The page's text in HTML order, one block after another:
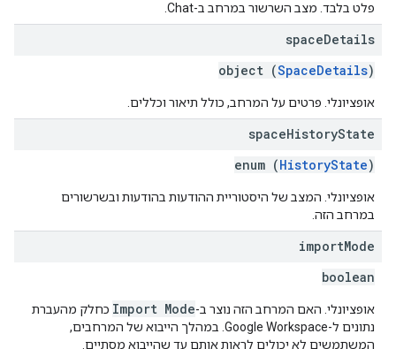
פלט בלבד. מצב השרשור במרחב ב-Chat.
spaceDetails
object (SpaceDetails)
אופציונלי. פרטים על המרחב, כולל תיאור וכללים.
spaceHistoryState
enum (HistoryState)
אופציונלי. המצב של היסטוריית ההודעות בהודעות ובשרשורים
במרחב הזה.
importMode
boolean
אופציונלי. האם המרחב הזה נוצר ב-Import Mode כחלק מהעברת
נתונים ל-Google Workspace. במהלך הייבוא של המרחבים,
המשתמשים לא יכולים לראות אותם עד שהייבוא מסתיים.